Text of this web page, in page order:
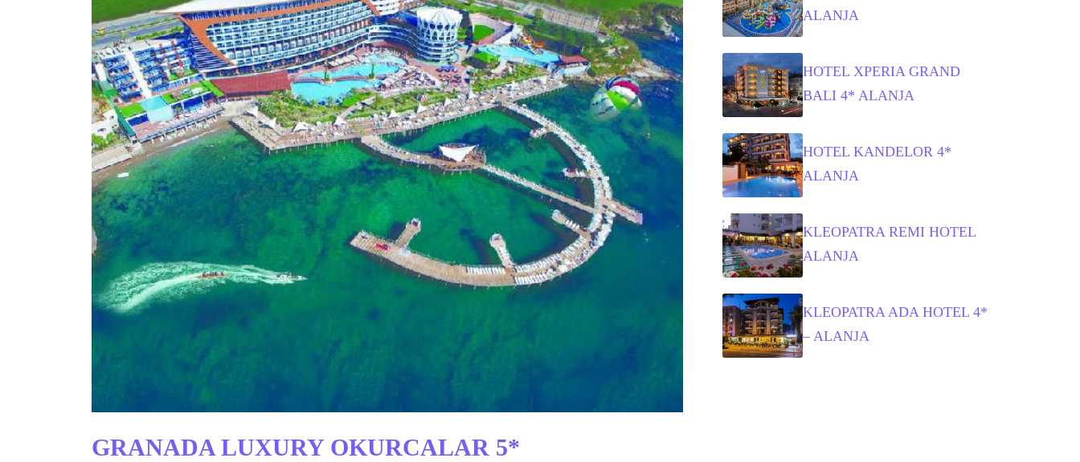
GRANADA LUXURY OKURCALAR 5*
ALANJA
HOTEL XPERIA GRAND
BALI 4* ALANJA
HOTEL KANDELOR 4*
ALANJA
KLEOPATRA REMI HOTEL
ALANJA
KLEOPATRA ADA HOTEL 4*
– ALANJA